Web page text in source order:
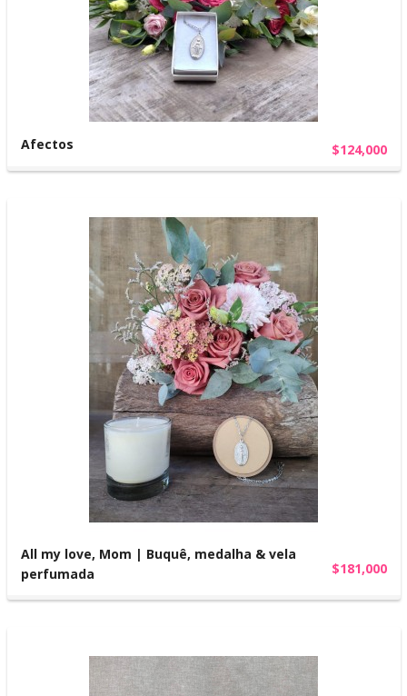
Afectos $124,000
All my love, Mom | Buquê, medalha & vela
perfumada
$181,000